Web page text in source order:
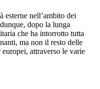
esterne nell’ambito dei
dopo la lunga
che ha intorrotto tutta
ma non il resto delle
attraverso le varie